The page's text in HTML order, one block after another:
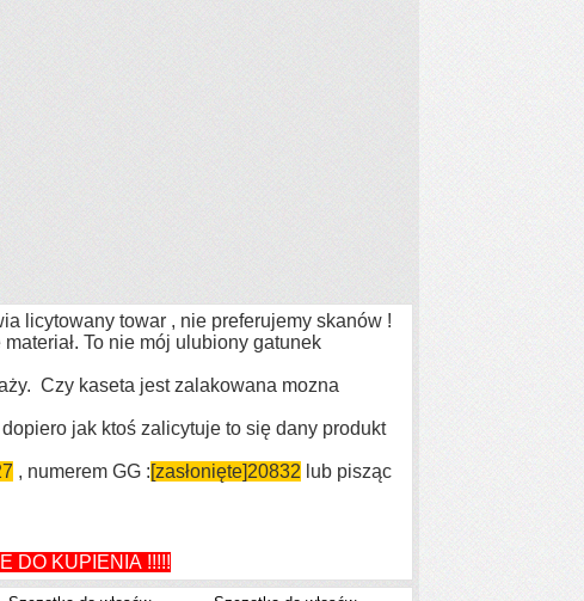
licytowany towar , nie preferujemy skanów !
To nie mój ulubiony gatunek
Czy kaseta jest zalakowana mozna
jak ktoś zalicytuje to się dany produkt
, numerem GG :[zasłonięte]20832 lub pisząc
DO KUPIENIA !!!!!